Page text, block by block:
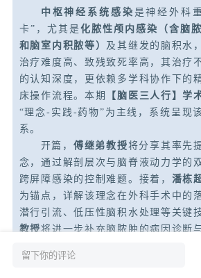
中枢神经系统感染 是神经外科
卡”，尤其是化脓性颅内感染（含脑
和脑室内积脓等） 及其继发的脑积水
治疗难度高、致残致死率高，其治疗
的认知深度，更依赖多学科协作下的
床操作流程。本期
【脑医三人行】学
“理念-实践-药物”为主线，系统呈现
系。
开篇， 傅继弟教授将分享其率先
念，通过解剖层次与脑脊液动力学的
跨屏障感染的控制难题。接着， 潘栋
为锚点，详解该理念在外科手术中的
潜行引流、低压性脑积水处理等关键
教授将进一步补充脑脓肿的病因诊断
三位专家的分享层层递进，既覆
留下你的评论